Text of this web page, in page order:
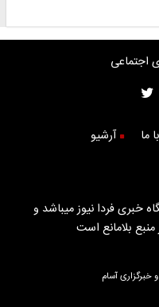
اجتماعی
ما آرشیو
خبری فردا نیوز میباشد و
بلامانع است
آسام